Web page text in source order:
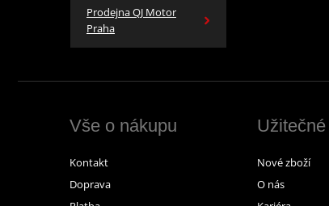
Prodejna QJ Motor
Praha
Vše o nákupu
Kontakt
Doprava
Nové zboží
O nás